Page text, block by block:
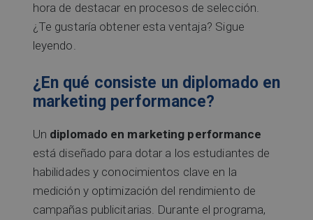
hora de destacar en procesos de selección.
¿Te gustaría obtener esta ventaja? Sigue
leyendo.
¿En qué consiste un diplomado en
marketing performance?
Un diplomado en marketing performance
está diseñado para dotar a los estudiantes de
habilidades y conocimientos clave en la
medición y optimización del rendimiento de
campañas publicitarias. Durante el programa,